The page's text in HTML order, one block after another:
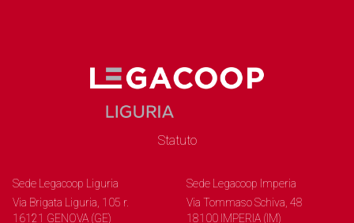
Statuto
Sede Legacoop Liguria
Via Brigata Liguria, 105 r.
16121 GENOVA (GE)
Sede Legacoop Imperia
Via Tommaso Schiva, 48
18100 IMPERIA (IM)